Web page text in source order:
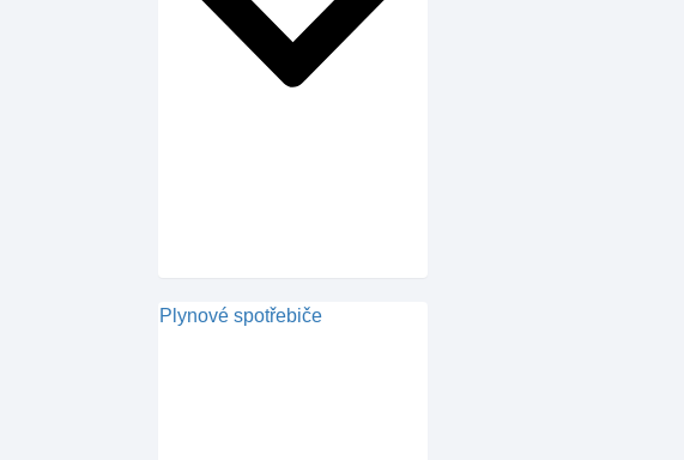
Plynové spotřebiče